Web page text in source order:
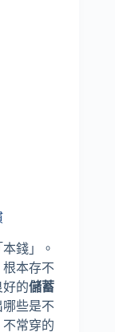
錢」。
根本存不
的儲蓄
哪些是不
常穿的